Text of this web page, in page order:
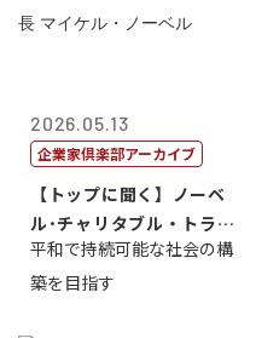
2026.05.13
企業家倶楽部アーカイブ
【トップに聞く】ノーベ
ル･チャリタブル・トラス
ト財団会長 マ...
平和で持続可能な社会の構
築を目指す